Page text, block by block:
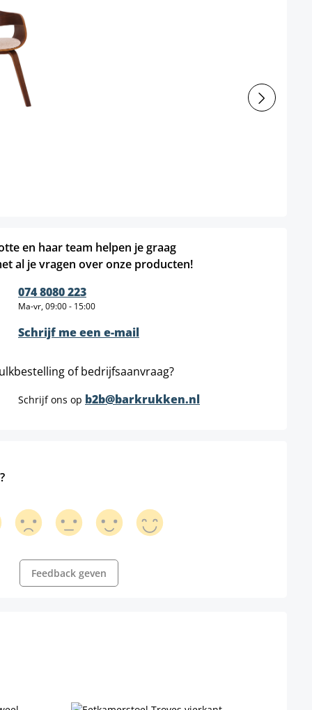
en haar team helpen je graag
al je vragen over onze producten!
074 8080 223
Ma-vr, 09:00 - 15:00
Schrijf me een e-mail
of bedrijfsaanvraag?
Schrijf ons op b2b@barkrukken.nl
Feedback geven